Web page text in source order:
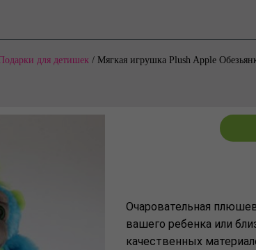
для детишек / Мягкая игрушка Plush Apple
Очаровательная
вашего ребенка или
качественных